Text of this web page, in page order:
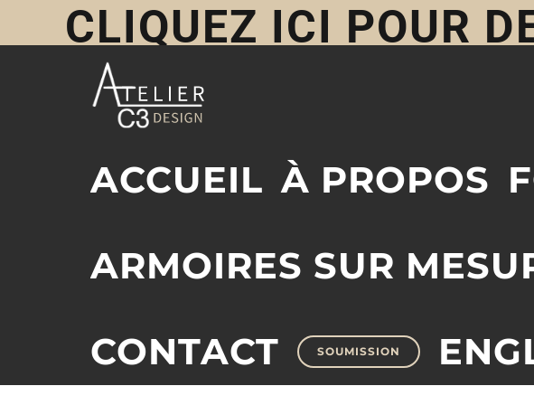
CLIQUEZ ICI POUR
Skip
ACCUEIL À PROPOS
ARMOIRES SUR
CONTACT
SOUMISSION